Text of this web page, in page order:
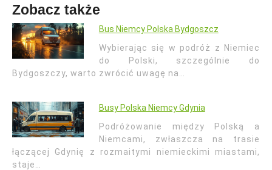
Zobacz także
Bus Niemcy Polska Bydgoszcz
Wybierając się w podróż z Niemiec
do Polski, szczególnie do
Bydgoszczy, warto zwrócić uwagę na…
Busy Polska Niemcy Gdynia
Podróżowanie między Polską a
Niemcami, zwłaszcza na trasie
łączącej Gdynię z rozmaitymi niemieckimi miastami,
staje…